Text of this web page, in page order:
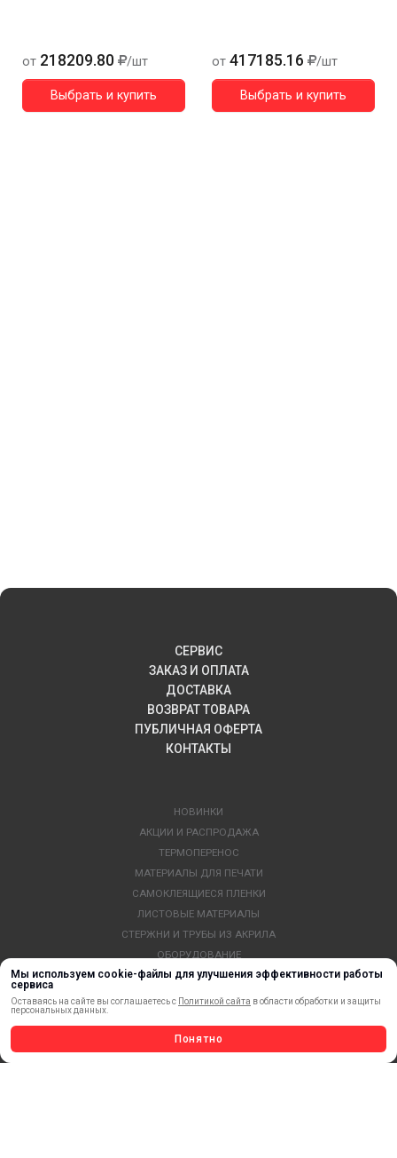
Мы используем cookie-файлы для улучшения эффективности работы
сервиса
Оставаясь на сайте вы соглашаетесь с Политикой сайта в области обработки и защиты
персональных данных.
Понятно
от 218209.80 /шт
Выбрать и купить
от 417185.16 /шт
Выбрать и купить
СЕРВИС
ЗАКАЗ И ОПЛАТА
ДОСТАВКА
ВОЗВРАТ ТОВАРА
ПУБЛИЧНАЯ ОФЕРТА
КОНТАКТЫ
НОВИНКИ
АКЦИИ И РАСПРОДАЖА
ТЕРМОПЕРЕНОС
МАТЕРИАЛЫ ДЛЯ ПЕЧАТИ
САМОКЛЕЯЩИЕСЯ ПЛЕНКИ
ЛИСТОВЫЕ МАТЕРИАЛЫ
СТЕРЖНИ И ТРУБЫ ИЗ АКРИЛА
ОБОРУДОВАНИЕ
ФЛАГШТОКИ SKYPOLE
ПРОФИЛИ И ПРОФИЛЬНЫЕ СИСТЕМЫ
МОБИЛЬНЫЕ СТЕНДЫ И POSM